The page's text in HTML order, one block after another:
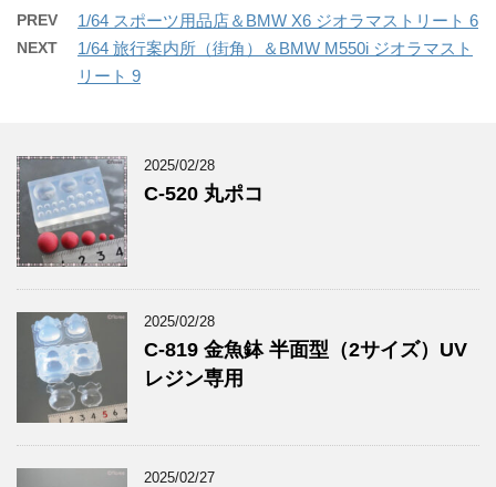
PREV 1/64 スポーツ用品店＆BMW X6 ジオラマストリート 6
NEXT
1/64 旅行案内所（街角）＆BMW M550i ジオラマスト
リート 9
2025/02/28
C-520 丸ポコ
2025/02/28
C-819 金魚鉢 半面型（2サイズ）UV
レジン専用
2025/02/27